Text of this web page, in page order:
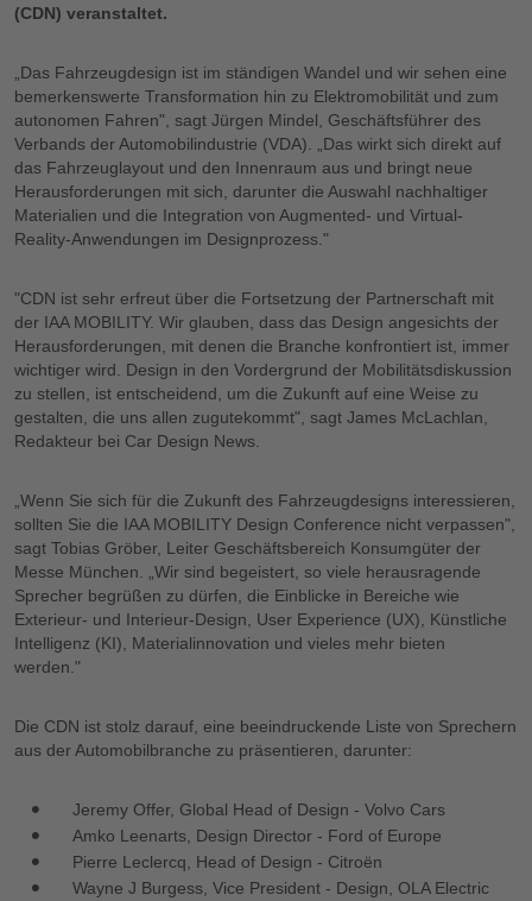
(CDN) veranstaltet.
„Das Fahrzeugdesign ist im ständigen Wandel und wir sehen eine
bemerkenswerte Transformation hin zu Elektromobilität und zum
autonomen Fahren", sagt Jürgen Mindel, Geschäftsführer des
Verbands der Automobilindustrie (VDA). „Das wirkt sich direkt auf
das Fahrzeuglayout und den Innenraum aus und bringt neue
Herausforderungen mit sich, darunter die Auswahl nachhaltiger
Materialien und die Integration von Augmented- und Virtual-
Reality-Anwendungen im Designprozess."
"CDN ist sehr erfreut über die Fortsetzung der Partnerschaft mit
der IAA MOBILITY. Wir glauben, dass das Design angesichts der
Herausforderungen, mit denen die Branche konfrontiert ist, immer
wichtiger wird. Design in den Vordergrund der Mobilitätsdiskussion
zu stellen, ist entscheidend, um die Zukunft auf eine Weise zu
gestalten, die uns allen zugutekommt", sagt James McLachlan,
Redakteur bei Car Design News.
„Wenn Sie sich für die Zukunft des Fahrzeugdesigns interessieren,
sollten Sie die IAA MOBILITY Design Conference nicht verpassen",
sagt Tobias Gröber, Leiter Geschäftsbereich Konsumgüter der
Messe München. „Wir sind begeistert, so viele herausragende
Sprecher begrüßen zu dürfen, die Einblicke in Bereiche wie
Exterieur- und Interieur-Design, User Experience (UX), Künstliche
Intelligenz (KI), Materialinnovation und vieles mehr bieten
werden."
Die CDN ist stolz darauf, eine beeindruckende Liste von Sprechern
aus der Automobilbranche zu präsentieren, darunter:
Jeremy Offer, Global Head of Design - Volvo Cars
Amko Leenarts, Design Director - Ford of Europe
Pierre Leclercq, Head of Design - Citroën
Wayne J Burgess, Vice President - Design, OLA Electric